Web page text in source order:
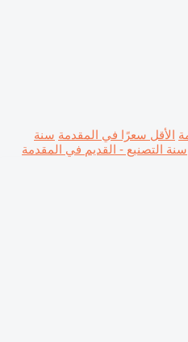
الأقل سعرًا في المقدمة سنة
سنة التصنيع - القديم في المقدمة